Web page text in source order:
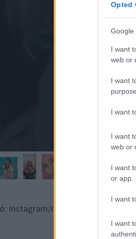
Opted
Google
I want
web or
I want
I want
I want
web or
I want
or app.
I want
I want
Instagram/meadowwalker